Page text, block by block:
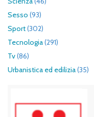
Sesso (93)
Sport(302)
Tecnologia(291)
Tv(86)
Urbanistica ed edilizia(35)